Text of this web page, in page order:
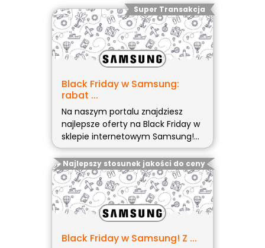
Super Transakcja
Black Friday w Samsung:
rabat ...
Na naszym portalu znajdziesz
najlepsze oferty na Black Friday w
sklepie internetowym Samsung!
Najnowsze promocje: -Watch4
44mm Teraz kupisz Galaxy
Watch4 (więcej…)
Najlepszy stosunek jakości do ceny
Black Friday w Samsung! Z ...